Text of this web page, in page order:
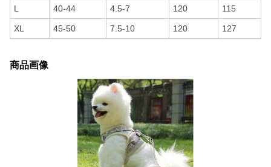
L 40-44 4.5-7 120 115
XL 45-50 7.5-10 120 127
商品画像